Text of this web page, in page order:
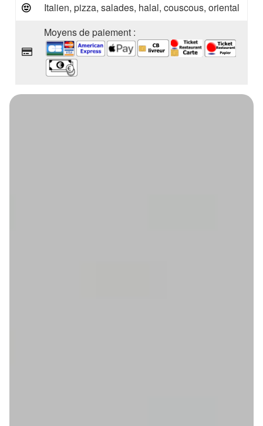
Italien, pizza, salades, halal, couscous, oriental
Moyens de paiement :